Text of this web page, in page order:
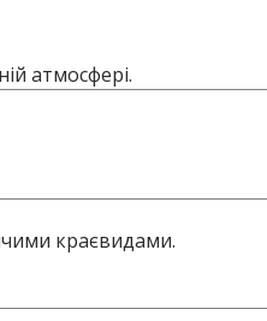
атмосфері.
краєвидами.